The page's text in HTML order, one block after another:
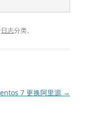
日志分类。
7 更换阿里源 →